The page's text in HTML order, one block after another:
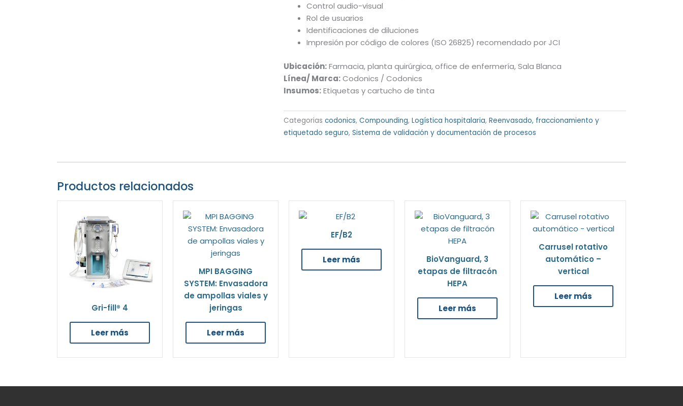
Control audio-visual
Rol de usuarios
Identificaciones de diluciones
Impresión por código de colores (ISO 26825) recomendado por JCI
Ubicación:Farmacia, planta quirúrgica, office de enfermería, Sala Blanca
Línea/ Marca:Codonics / Codonics
Insumos:Etiquetas y cartucho de tinta
Categorias codonics, Compounding, Logística hospitalaria, Reenvasado, fraccionamiento y
etiquetado seguro, Sistema de validación y documentación de procesos
Productos relacionados
Gri-fill® 4
Leer más
MPI BAGGING
SYSTEM: Envasadora
de ampollas viales y
jeringas
Leer más
EF/B2
Leer más
BioVanguard, 3
etapas de filtracón
HEPA
Leer más
Carrusel rotativo
automático –
vertical
Leer más